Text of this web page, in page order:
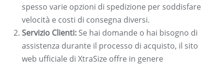
spesso varie opzioni di spedizione per soddisfare
velocità e costi di consegna diversi.
Servizio Clienti: Se hai domande o hai bisogno di
assistenza durante il processo di acquisto, il sito
web ufficiale di XtraSize offre in genere